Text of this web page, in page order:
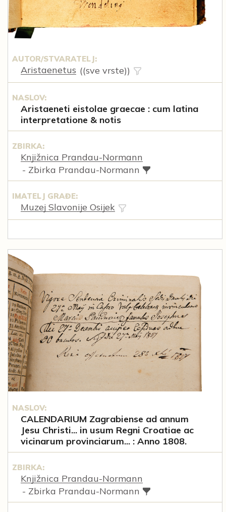
AUTOR/STVARATELJ:
Aristaenetus ((sve vrste))
NASLOV:
Aristaeneti eistolae graecae : cum latina
interpretatione & notis
ZBIRKA:
Knjižnica Prandau-Normann
- Zbirka Prandau-Normann
IMATELJ GRAĐE:
Muzej Slavonije Osijek
NASLOV:
CALENDARIUM Zagrabiense ad annum
Jesu Christi... in usum Regni Croatiae ac
vicinarum provinciarum... : Anno 1808.
ZBIRKA:
Knjižnica Prandau-Normann
- Zbirka Prandau-Normann